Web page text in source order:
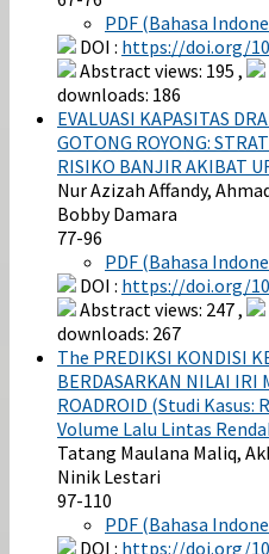
PDF (Bahasa
DOI : https://doi.org/
Abstract views: 195 ,
downloads: 186
EVALUASI KAPASITAS
GOTONG ROYONG:
RISIKO BANJIR AKIBAT
Nur Azizah Affandy,
Bobby Damara
77-96
PDF (Bahasa
DOI : https://doi.org/
Abstract views: 247 ,
downloads: 267
The PREDIKSI KONDISI
BERDASARKAN NILAI IRI
ROADROID (Studi Kasus:
Volume Lalu Lintas
Tatang Maulana Maliq,
Ninik Lestari
97-110
PDF (Bahasa
DOI : https://doi.org/